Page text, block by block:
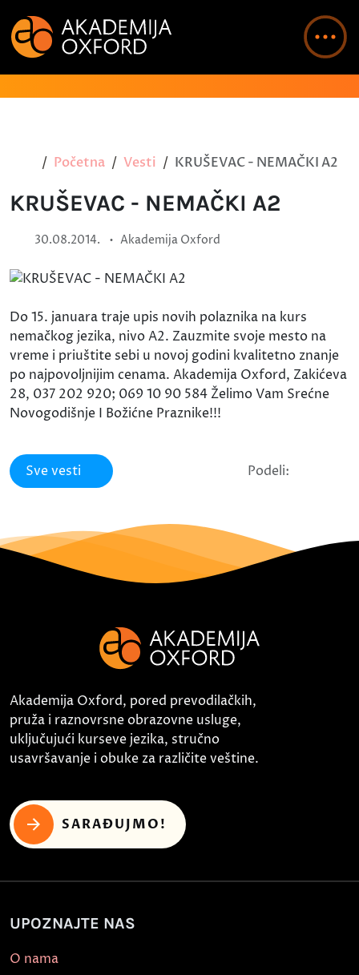
Početna Vesti KRUŠEVAC - NEMAČKI A2
KRUŠEVAC - NEMAČKI A2
30.08.2014. • Akademija Oxford
Do 15. januara traje upis novih polaznika na kurs
nemačkog jezika, nivo A2. Zauzmite svoje mesto na
vreme i priuštite sebi u novoj godini kvalitetno znanje
po najpovoljnijim cenama. Akademija Oxford, Zakićeva
28, 037 202 920; 069 10 90 584 Želimo Vam Srećne
Novogodišnje I Božićne Praznike!!!
Sve vesti Podeli:
Akademija Oxford, pored prevodilačkih,
pruža i raznovrsne obrazovne usluge,
uključujući kurseve jezika, stručno
usavršavanje i obuke za različite veštine.
SARAĐUJMO!
UPOZNAJTE NAS
O nama